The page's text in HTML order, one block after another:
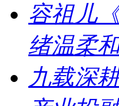
容祖儿
绪温柔
九载深